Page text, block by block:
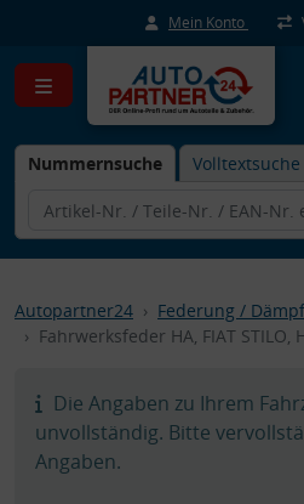
Mein Konto
Nummernsuche Volltextsuche
Autopartner24 Federung /
Fahrwerksfeder HA, FIAT STILO,
Die Angaben zu Ihrem
unvollständig. Bitte
Angaben.